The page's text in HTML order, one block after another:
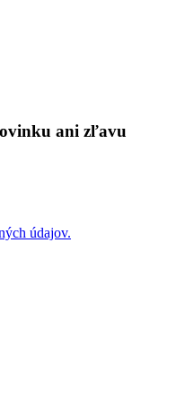
ani zľavu
údajov.